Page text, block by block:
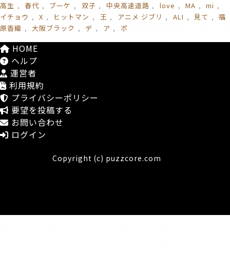
高生
春代 ブーケ 双子 中央高速道路 love MA
mi
イチョウ
X ヒットマン 王 アニメ ジブリ ALI 見て
福
原香織
大阪ブラック デ ア ポ
HOME
ヘルプ
運営者
利用規約
プライバシーポリシー
要望を投稿する
お問い合わせ
ログイン
Copyright (c) puzzcore.com